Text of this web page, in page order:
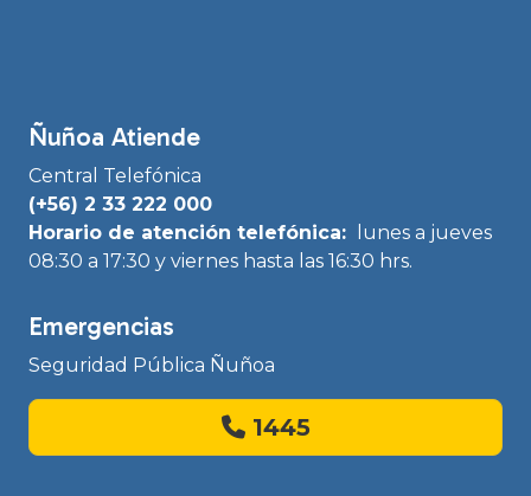
Ñuñoa Atiende
Central Telefónica
(+56) 2 33 222 000
Horario de atención telefónica:
lunes a jueves
08:30 a 17:30 y viernes hasta las 16:30 hrs.
Emergencias
Seguridad Pública Ñuñoa
1445